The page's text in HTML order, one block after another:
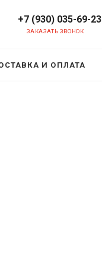
+7 (930) 035-69-23
ЗАКАЗАТЬ ЗВОНОК
И ОПЛАТА